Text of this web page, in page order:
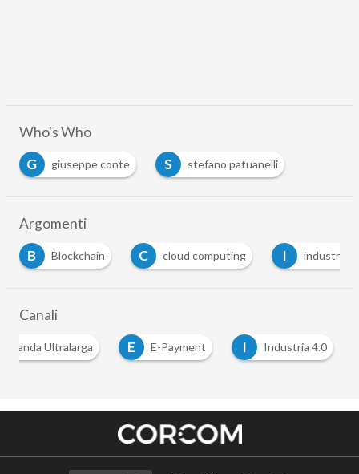
Who's Who
G
giuseppe conte S stefano patuanelli
Argomenti
B
Blockchain C cloud computing I industria
Canali
Banda Ultralarga E E-Payment I Industria 4.0